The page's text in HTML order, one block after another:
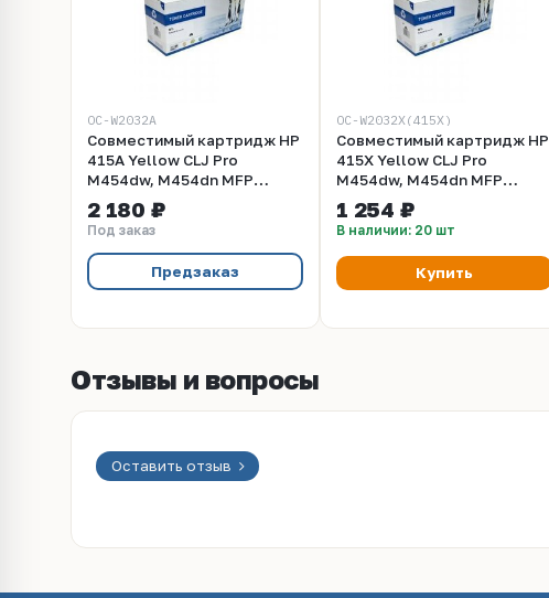
OC-W2032A
Совместимый картридж HP
415A Yellow CLJ Pro
M454dw, M454dn MFP
M479fdn, M479fdw,
M479fnw, M479dw Ent MFP
M480f, M455dn White Box
With Chip (W2032A) (~2100
стр)
2 180 ₽
Под заказ
Предзаказ
OC-W2032X(415X)
Совместимый картридж HP
415X Yellow CLJ Pro
M454dw, M454dn MFP
M479fdn, M479fdw,
M479fnw, M479dw Ent MFP
M480f, M455dn White Box
With Chip (W2032X) (~6000
стр)
1 254 ₽
В наличии: 20 шт
Купить
Отзывы и вопросы
Оставить отзыв